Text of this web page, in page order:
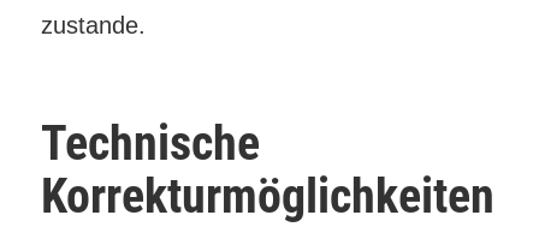
zustande.
Technische
Korrekturmöglichkeiten